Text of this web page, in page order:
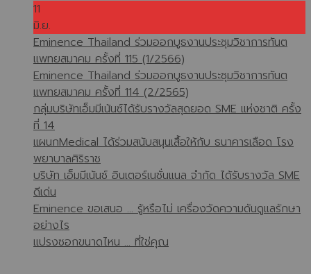
11
มิ.ย.
Eminence Thailand ร่วมออกบูธงานประชุมวิชาการทันต
แพทยสมาคม ครั้งที่ 115 (1/2566)
Eminence Thailand ร่วมออกบูธงานประชุมวิชาการทันต
แพทยสมาคม ครั้งที่ 114 (2/2565)
กลุ่มบริษัทเอ็มมีเน้นซ์ได้รับรางวัลสุดยอด SME แห่งชาติ ครั้ง
ที่ 14
แผนกMedical ได้ร่วมสนับสนุนเสื้อให้กับ ธนาคารเลือด โรง
พยาบาลศิริราช
บริษัท เอ็มมีเน้นซ์ อินเตอร์เนชั่นแนล จำกัด ได้รับรางวัล SME
ดีเด่น
Eminence ขอเสนอ … รู้หรือไม่ เครื่องวัดความดันดูแลรักษา
อย่างไร
แปรงซอกขนาดไหน … ที่ใช่คุณ